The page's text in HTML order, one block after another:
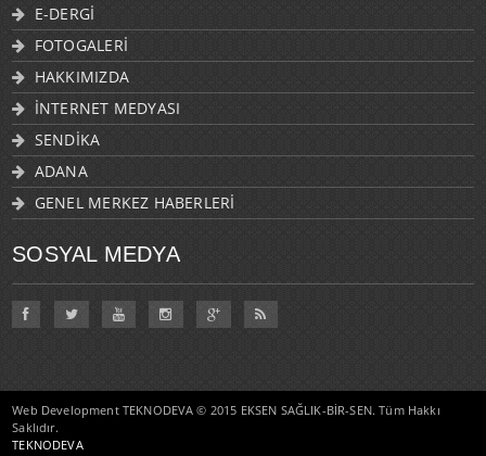
E-DERGİ
FOTOGALERİ
HAKKIMIZDA
İNTERNET MEDYASI
SENDİKA
ADANA
GENEL MERKEZ HABERLERİ
SOSYAL MEDYA
Web Development TEKNODEVA © 2015 EKSEN SAĞLIK-BİR-SEN. Tüm Hakkı
Saklıdır.
TEKNODEVA